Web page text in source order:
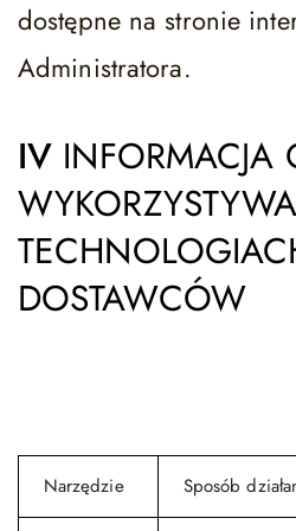
dostępne na stronie
Administratora.
IV INFORMACJA
DOSTAWCÓW
Narzędzie Sposób